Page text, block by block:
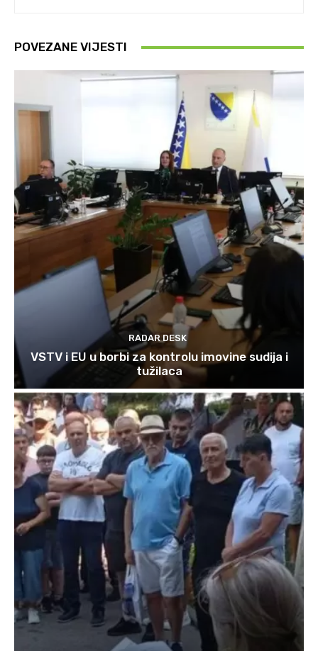
POVEZANE VIJESTI
RADAR DESK
VSTV i EU u borbi za kontrolu imovine sudija i
tužilaca